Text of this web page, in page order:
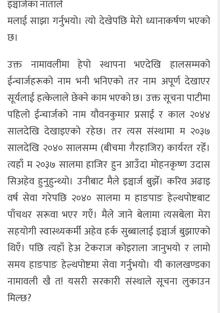
इञ्चार्जका नाताले
मलाई साझा गर्नुभयो। त्यो देखेपछि मेरो ध्यानाकर्षण भएको
छ।
उक्त नामावलीमा हेपो स्थापना भएदेखि हालसम्मको
ईन्चार्जहरूको नाम भनी भनिएको तर नाम अपूर्ण देखाएर
सूर्यलाई हत्केलाले छेक्ने काम भएको छ। उक्त सूचना पाटीमा
पहिलो ईन्चार्जको नाम यौवनकुमार प्रसाई र काल २०४४
सालदेखि देखाइएको रहेछ। तर त्यस संस्थामा म २०३७
सालदेखि २०४० सालसम्म (बीचमा गैरहाजिर) कार्यरत रहेँ।
त्यहाँ म २०३७ सालमा हाजिर हुन आउँदा मोहनकृष्ण उदास
सिअहेव हुनुहुन्थ्यो। उनीबाट मैले इञ्चार्ज बुझेँ। करिव अढाइ
वर्ष सेवा गरेपछि २०४० सालमा म हाङपाङ हेल्थपोष्टबाट
पाँचथर सरूवा भएर गएँ। मैले जाने बेलामा त्यसबेला मेरा
सहयोगी स्वास्थ्यकर्मी अहेव हर्क सुब्बालाई इञ्चार्ज बुझाएको
थिएँ। पछि त्यहाँ हेअ टेकराज कोइराला जानुभयो र लामो
समय हाङपाङ हेल्थपोष्टमा सेवा गर्नुभयो। यी कालखण्डका
नामावली खै त! यसरी सरकारी संस्थाले सूचना लुकाउन
मिल्छ?